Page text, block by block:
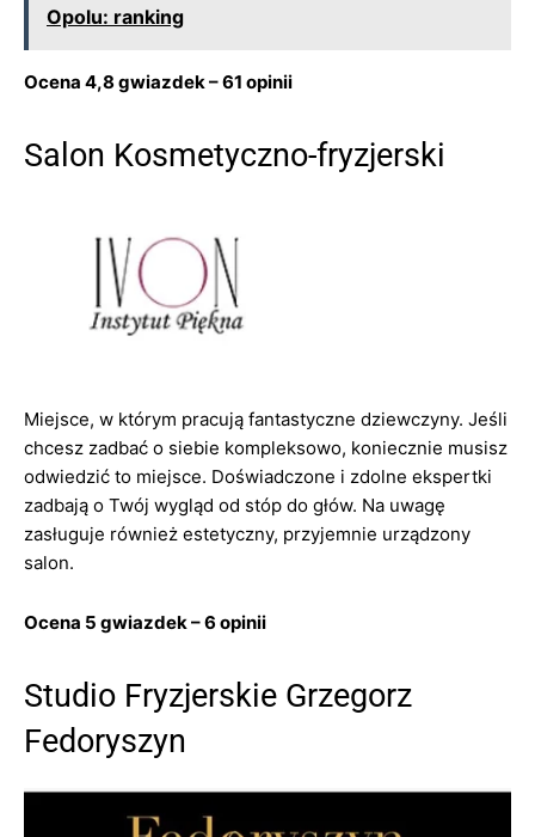
Opolu: ranking
Ocena 4,8 gwiazdek – 61 opinii
Salon Kosmetyczno-fryzjerski
Miejsce, w którym pracują fantastyczne dziewczyny. Jeśli
chcesz zadbać o siebie kompleksowo, koniecznie musisz
odwiedzić to miejsce. Doświadczone i zdolne ekspertki
zadbają o Twój wygląd od stóp do głów. Na uwagę
zasługuje również estetyczny, przyjemnie urządzony
salon.
Ocena 5 gwiazdek – 6 opinii
Studio Fryzjerskie Grzegorz
Fedoryszyn